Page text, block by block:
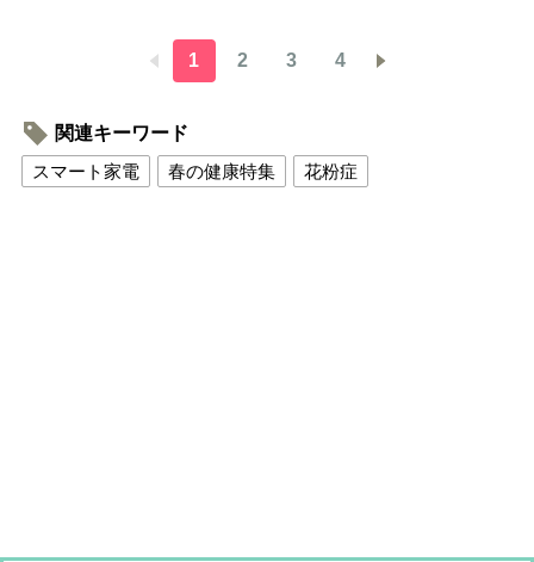
1 2 3 4
関連キーワード
スマート家電
春の健康特集 花粉症